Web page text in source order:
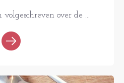
over de ...